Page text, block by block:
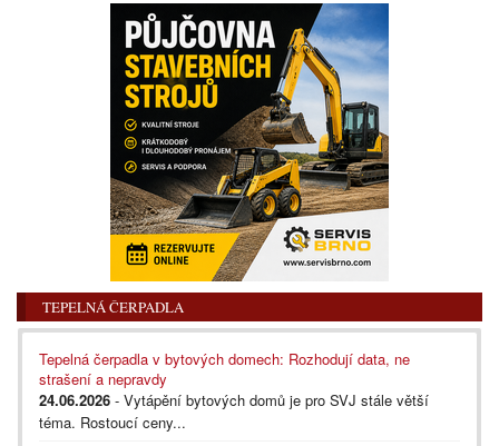
TEPELNÁ ČERPADLA
Tepelná čerpadla v bytových domech: Rozhodují data, ne
strašení a nepravdy
24.06.2026 - Vytápění bytových domů je pro SVJ stále větší
téma. Rostoucí ceny...